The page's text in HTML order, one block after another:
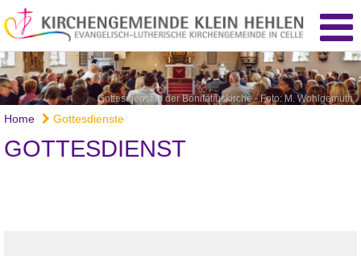
Gottesdienst in der Bonifatiuskirche - Foto: M. Wohlgemuth
Home Gottesdienste
GOTTESDIENST